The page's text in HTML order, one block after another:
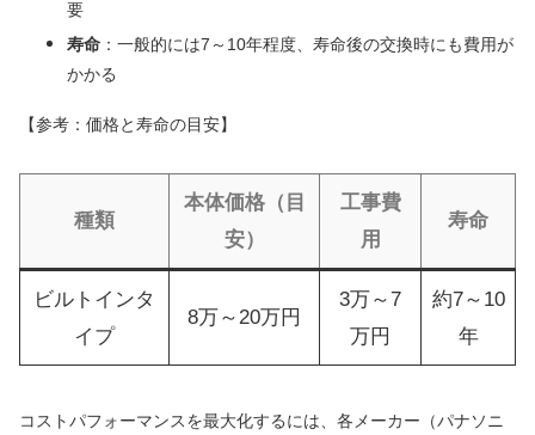
要
寿命 ：一般的には7～10年程度、寿命後の交換時にも費用が
かかる
【参考：価格と寿命の目安】
種類
本体価格（目
安）
工事費
用
寿命
ビルトインタ
イプ
8万～20万円
3万～7
万円
約7～10
年
コストパフォーマンスを最大化するには、各メーカー（パナソニ